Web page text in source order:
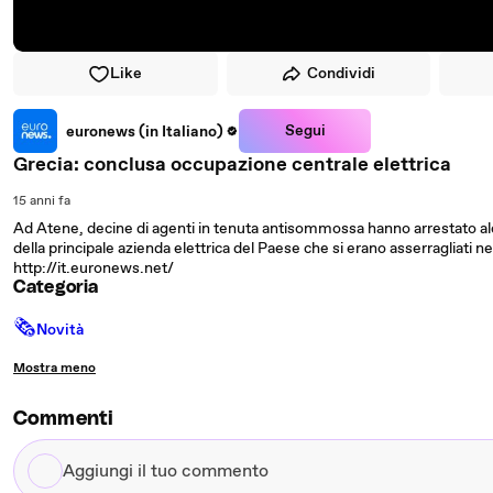
Like Condividi
euronews (in Italiano) Segui
Grecia: conclusa occupazione centrale elettrica
15 anni fa
Ad Atene, decine di agenti in tenuta antisommossa hanno arrestato
della principale azienda elettrica del Paese che si erano asserragliati
http://it.euronews.net/
Categoria
🗞Novità
Mostra meno
Commenti
Aggiungi